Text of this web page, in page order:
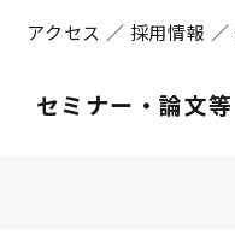
アクセス ／ 採用情報 ／
セミナー・論文等